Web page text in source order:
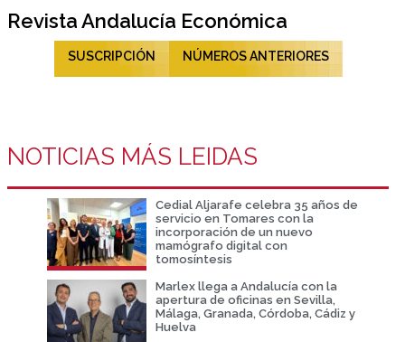
Revista Andalucía Económica
SUSCRIPCIÓN NÚMEROS ANTERIORES
NOTICIAS MÁS LEIDAS
Cedial Aljarafe celebra 35 años de
servicio en Tomares con la
incorporación de un nuevo
mamógrafo digital con
tomosíntesis
Marlex llega a Andalucía con la
apertura de oficinas en Sevilla,
Málaga, Granada, Córdoba, Cádiz y
Huelva